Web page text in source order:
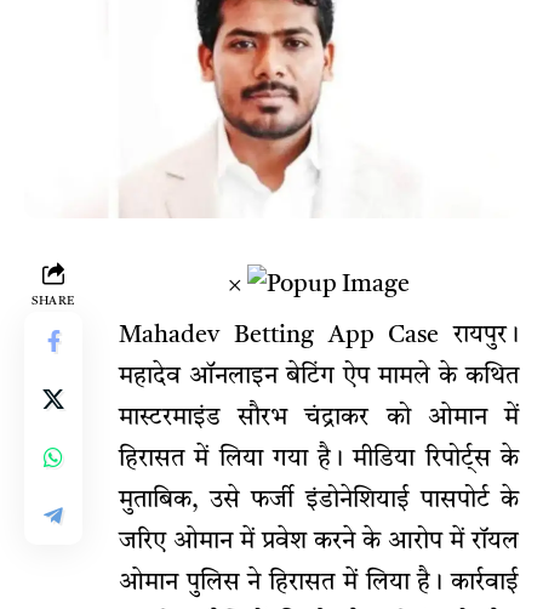
SHARE
×
Mahadev Betting App Case रायपुर।
महादेव ऑनलाइन बेटिंग ऐपमामले के कथित
मास्टरमाइंड सौरभ चंद्राकर को ओमान में
हिरासत में लिया गया है। मीडिया रिपोर्ट्स के
मुताबिक, उसे फर्जी इंडोनेशियाई पासपोर्ट के
जरिए ओमान में प्रवेश करने के आरोप में रॉयल
ओमान पुलिस ने हिरासत में लिया है। कार्रवाई